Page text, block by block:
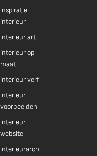
inspiratie
interieur
interieur art
interieur op
maat
interieur verf
interieur
voorbeelden
interieur
website
interieurarchi